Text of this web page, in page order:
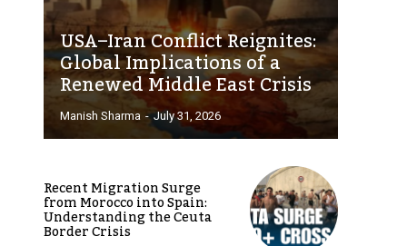
USA–Iran Conflict Reignites:
Global Implications of a
Renewed Middle East Crisis
Manish Sharma - July 31, 2026
Recent Migration Surge
from Morocco into Spain:
Understanding the Ceuta
Border Crisis